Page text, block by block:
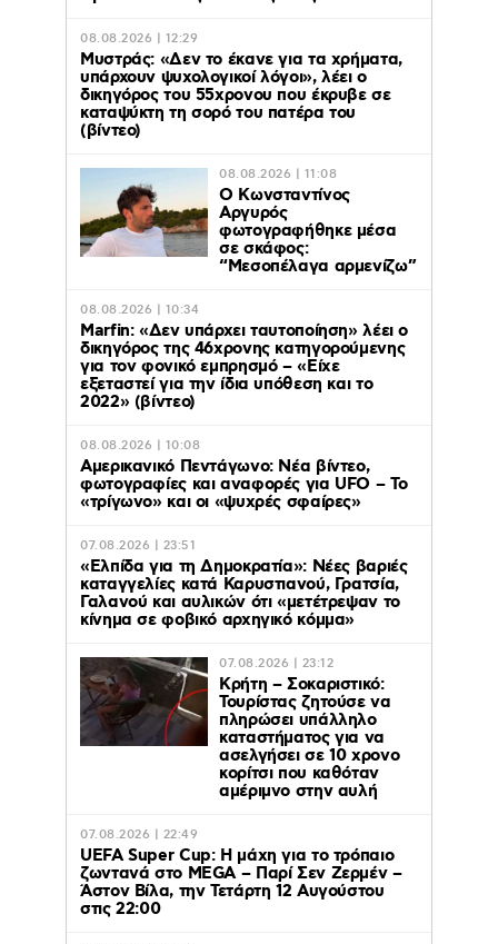
08.08.2026 | 12:29
Μυστράς: «Δεν το έκανε για τα χρήματα,
υπάρχουν ψυχολογικοί λόγοι», λέει ο
δικηγόρος του 55χρονου που έκρυβε σε
καταψύκτη τη σορό του πατέρα του
(βίντεο)
08.08.2026 | 11:08
Ο Κωνσταντίνος
Αργυρός
φωτογραφήθηκε μέσα
σε σκάφος:
“Μεσοπέλαγα αρμενίζω”
08.08.2026 | 10:34
Marfin: «Δεν υπάρχει ταυτοποίηση» λέει ο
δικηγόρος της 46χρονης κατηγορούμενης
για τον φονικό εμπρησμό – «Είχε
εξεταστεί για την ίδια υπόθεση και το
2022» (βίντεο)
08.08.2026 | 10:08
Αμερικανικό Πεντάγωνο: Νέα βίντεο,
φωτογραφίες και αναφορές για UFO – Το
«τρίγωνο» και οι «ψυχρές σφαίρες»
07.08.2026 | 23:51
«Ελπίδα για τη Δημοκρατία»: Νέες βαριές
καταγγελίες κατά Καρυστιανού, Γρατσία,
Γαλανού και αυλικών ότι «μετέτρεψαν το
κίνημα σε φοβικό αρχηγικό κόμμα»
07.08.2026 | 23:12
Κρήτη – Σοκαριστικό:
Τουρίστας ζητούσε να
πληρώσει υπάλληλο
καταστήματος για να
ασελγήσει σε 10 χρονο
κορίτσι που καθόταν
αμέριμνο στην αυλή
07.08.2026 | 22:49
UEFA Super Cup: Η μάχη για το τρόπαιο
ζωντανά στο MEGA – Παρί Σεν Ζερμέν –
Άστον Βίλα, την Τετάρτη 12 Αυγούστου
στις 22:00